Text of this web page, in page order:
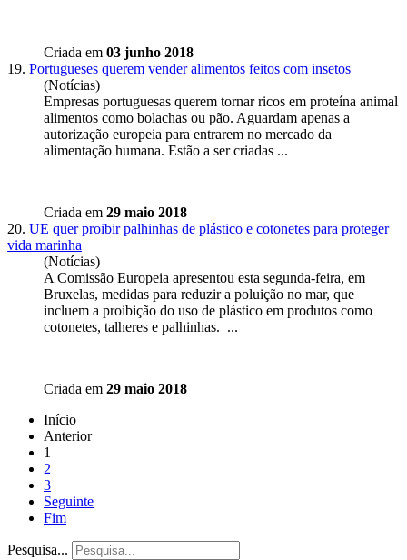
Criada em 03 junho 2018
19. Portugueses querem vender alimentos feitos com insetos
(Notícias)
Empresas portuguesas querem tornar ricos em proteína animal
alimentos como bolachas ou pão. Aguardam apenas a
autorização europeia para entrarem no mercado da
alimentação humana. Estão a ser criadas ...
Criada em 29 maio 2018
20. UE quer proibir palhinhas de plástico e cotonetes para proteger
vida marinha
(Notícias)
A Comissão Europeia apresentou esta segunda-feira, em
Bruxelas, medidas para reduzir a poluição no mar, que
incluem a proibição do uso de plástico em produtos como
cotonetes, talheres e palhinhas. ...
Criada em 29 maio 2018
Início
Anterior
1
2
3
Seguinte
Fim
Pesquisa...